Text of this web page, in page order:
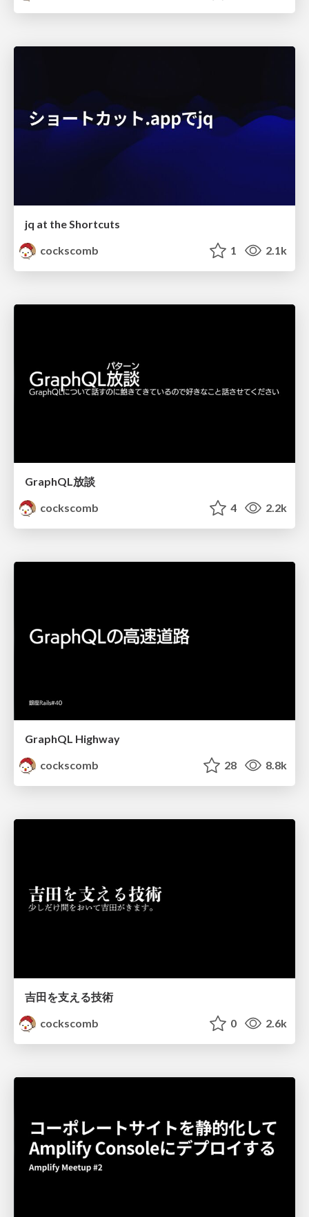
jq at the Shortcuts
cockscomb
1 2.1k
GraphQL放談
cockscomb
4 2.2k
GraphQL Highway
cockscomb
28 8.8k
吉田を支える技術
cockscomb
0 2.6k